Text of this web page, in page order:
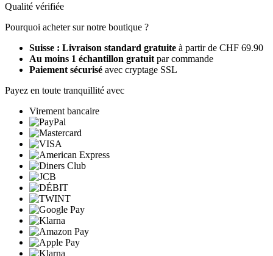
Qualité vérifiée
Pourquoi acheter sur notre boutique ?
Suisse : Livraison standard gratuite à partir de CHF 69.90
Au moins 1 échantillon gratuit par commande
Paiement sécurisé avec cryptage SSL
Payez en toute tranquillité avec
Virement bancaire